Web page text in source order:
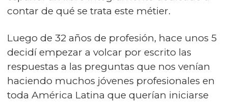
contar de qué se trata este métier.
Luego de 32 años de profesión, hace unos 5
decidí empezar a volcar por escrito las
respuestas a las preguntas que nos venían
haciendo muchos jóvenes profesionales en
toda América Latina que querían iniciarse